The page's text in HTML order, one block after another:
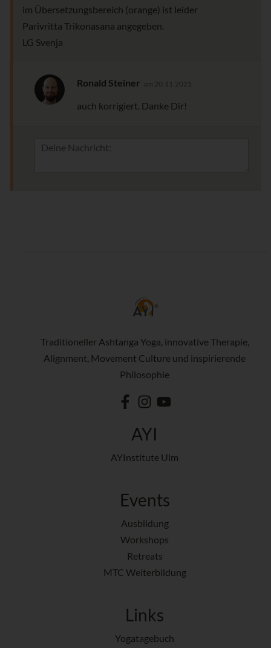
im Übersetzungsbereich (orange) ist leider
Parivritta Trikonasana angegeben.
LG Svenja
Ronald Steiner am 20.11.2021
auch korrigiert. Danke Dir!
Traditioneller Ashtanga Yoga, innovative Therapie,
Alignment, Movement Culture und inspirierende
Philosophie
AYI
AYInstitute Ulm
Events
Ausbildung
Workshops
Retreats
MTC Weiterbildung
Links
Yogatagebuch